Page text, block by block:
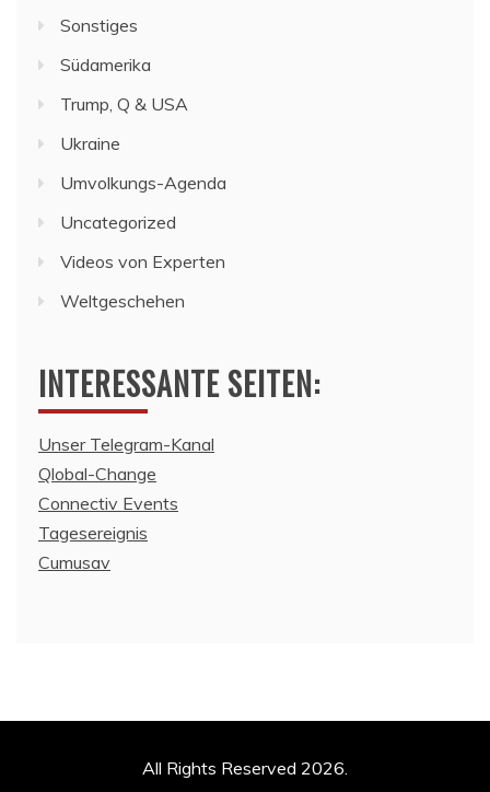
Sonstiges
Südamerika
Trump, Q & USA
Ukraine
Umvolkungs-Agenda
Uncategorized
Videos von Experten
Weltgeschehen
INTERESSANTE SEITEN:
Unser Telegram-Kanal
Qlobal-Change
Connectiv Events
Tagesereignis
Cumusav
All Rights Reserved 2026.